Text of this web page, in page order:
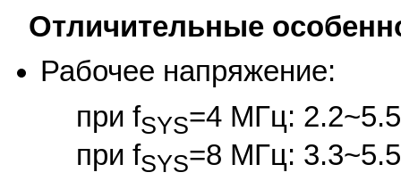
Отличительные
Рабочее напряжение:
при fSYS=4 МГц:
при fSYS=8 МГц: